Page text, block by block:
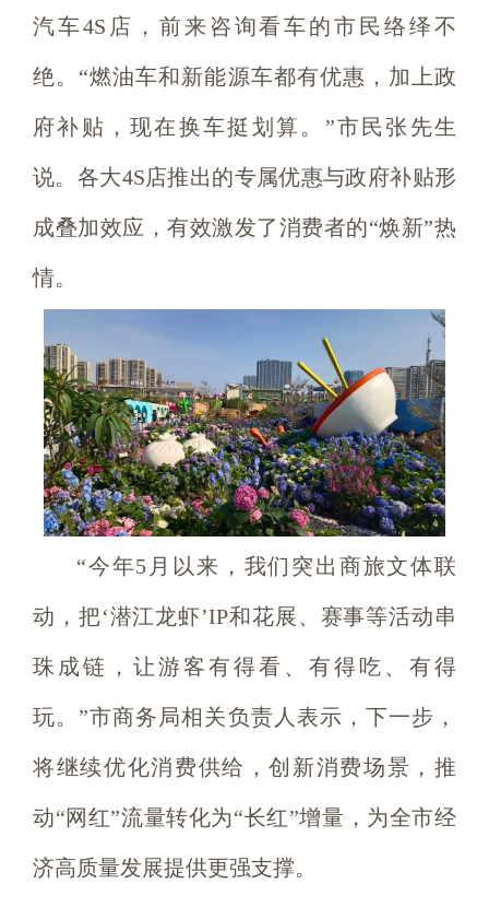
汽车4S店，前来咨询看车的市民络绎不
绝。“燃油车和新能源车都有优惠，加上政
府补贴，现在换车挺划算。”市民张先生
说。各大4S店推出的专属优惠与政府补贴形
成叠加效应，有效激发了消费者的“焕新”热
情。
“今年5月以来，我们突出商旅文体联
动，把‘潜江龙虾’IP和花展、赛事等活动串
珠成链，让游客有得看、有得吃、有得
玩。”市商务局相关负责人表示，下一步，
将继续优化消费供给，创新消费场景，推
动“网红”流量转化为“长红”增量，为全市经
济高质量发展提供更强支撑。